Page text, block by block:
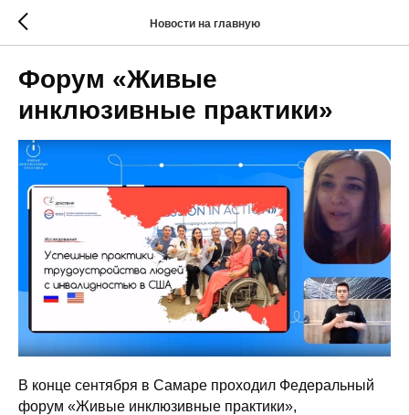
Новости на главную
Форум «Живые
инклюзивные практики»
В конце сентября в Самаре проходил Федеральный
форум «Живые инклюзивные практики»,